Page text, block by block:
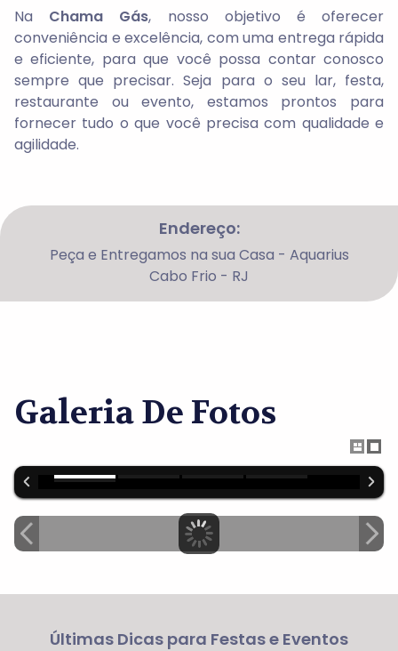
Na Chama Gás, nosso objetivo é oferecer
conveniência e excelência, com uma entrega rápida
e eficiente, para que você possa contar conosco
sempre que precisar. Seja para o seu lar, festa,
restaurante ou evento, estamos prontos para
fornecer tudo o que você precisa com qualidade e
agilidade.
Endereço:
Peça e Entregamos na sua Casa - Aquarius
Cabo Frio - RJ
Galeria De Fotos
Últimas Dicas para Festas e Eventos